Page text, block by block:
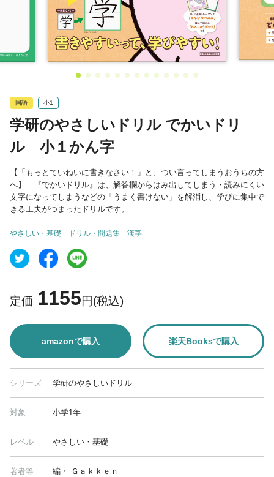
国語 小1
学研のやさしいドリル でかいドリ
ル 小１かん字
【「もっとていねいに書きなさい！」と、つい言ってしまうおうちの方
へ】 『でかいドリル』は、解答欄からはみ出してしまう・読みにくい
文字になってしまうなどの「うまく書けない」を解消し、学びに集中で
きる工夫がつまったドリルです。
やさしい・基礎 ドリル・問題集 漢字
定価 1155円(税込)
amazonで購入 楽天Booksで購入
シリーズ 学研のやさしいドリル
対象 小学1年
レベル やさしい・基礎
著者等 編・ Ｇａｋｋｅｎ